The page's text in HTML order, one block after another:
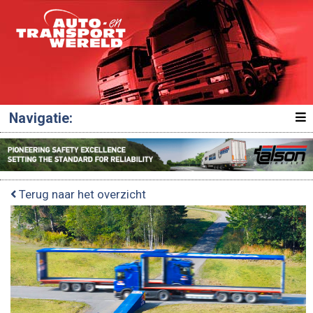
Navigatie:
Terug naar het overzicht